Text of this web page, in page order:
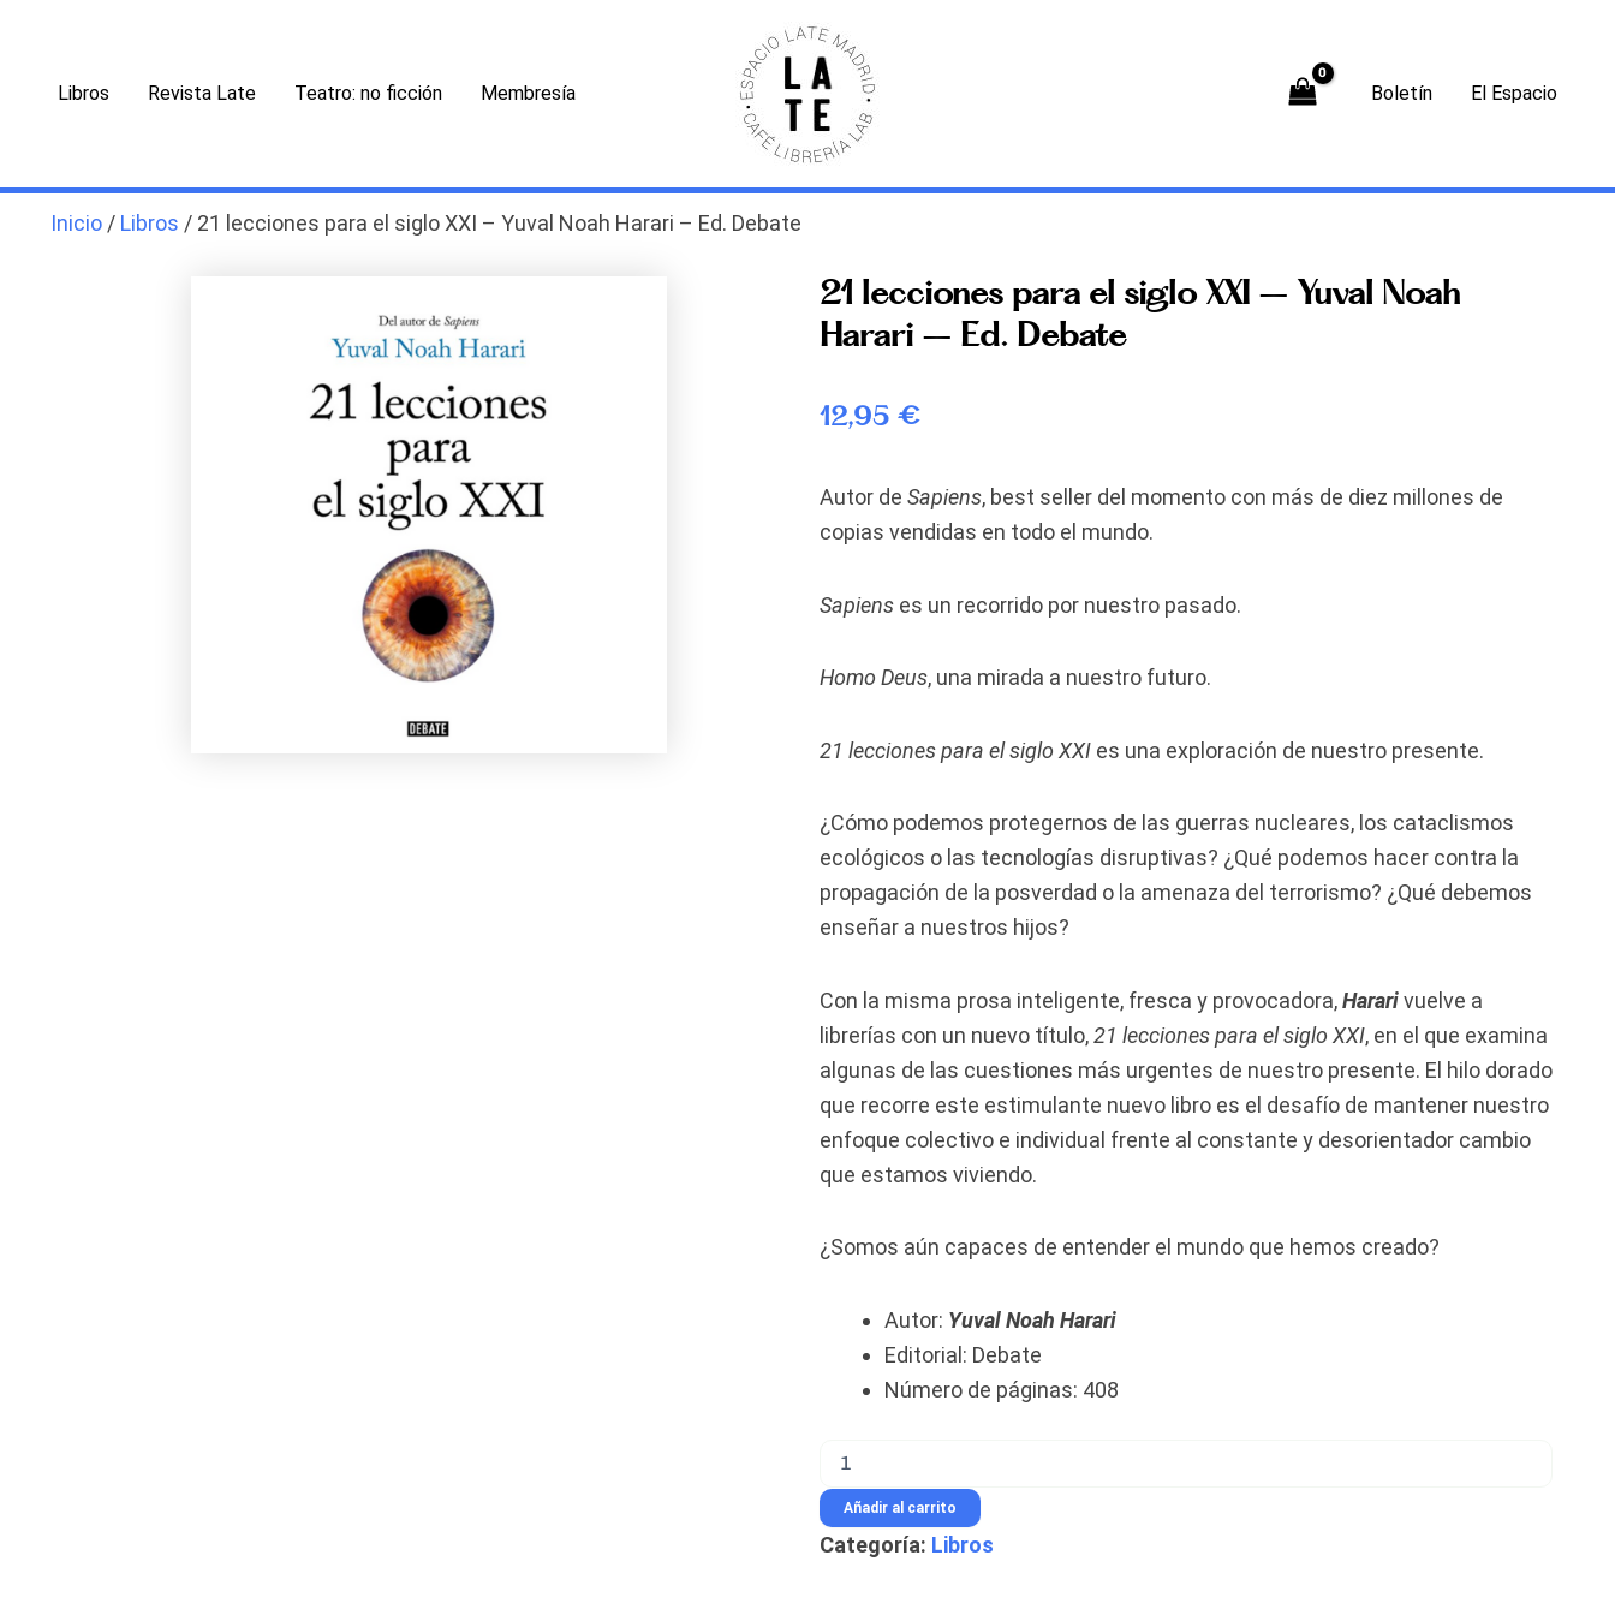
contenido
Libros Revista Late Teatro: no ficción Membresía Boletín El Espacio
Inicio / Libros / 21 lecciones para el siglo XXI – Yuval Noah Harari – Ed. Debate
21 lecciones para el siglo XXI – Yuval Noah
Harari – Ed. Debate
12,95 €
Autor de Sapiens, best seller del momento con más de diez millones de
copias vendidas en todo el mundo.
Sapiens es un recorrido por nuestro pasado.
Homo Deus, una mirada a nuestro futuro.
21 lecciones para el siglo XXI es una exploración de nuestro presente.
¿Cómo podemos protegernos de las guerras nucleares, los cataclismos
ecológicos o las tecnologías disruptivas? ¿Qué podemos hacer contra la
propagación de la posverdad o la amenaza del terrorismo? ¿Qué debemos
enseñar a nuestros hijos?
Con la misma prosa inteligente, fresca y provocadora,Hararivuelve a
librerías con un nuevo título,21 lecciones para el siglo XXI, en el que examina
algunas de las cuestiones más urgentes de nuestro presente. El hilo dorado
que recorre este estimulante nuevo libro es el desafío de mantener nuestro
enfoque colectivo e individual frente al constante y desorientador cambio
que estamos viviendo.
¿Somos aún capaces de entender el mundo que hemos creado?
Autor: Yuval Noah Harari
Editorial: Debate
Número de páginas: 408
lecciones
para
el
siglo
Añadir al carrito
Categoría: Libros